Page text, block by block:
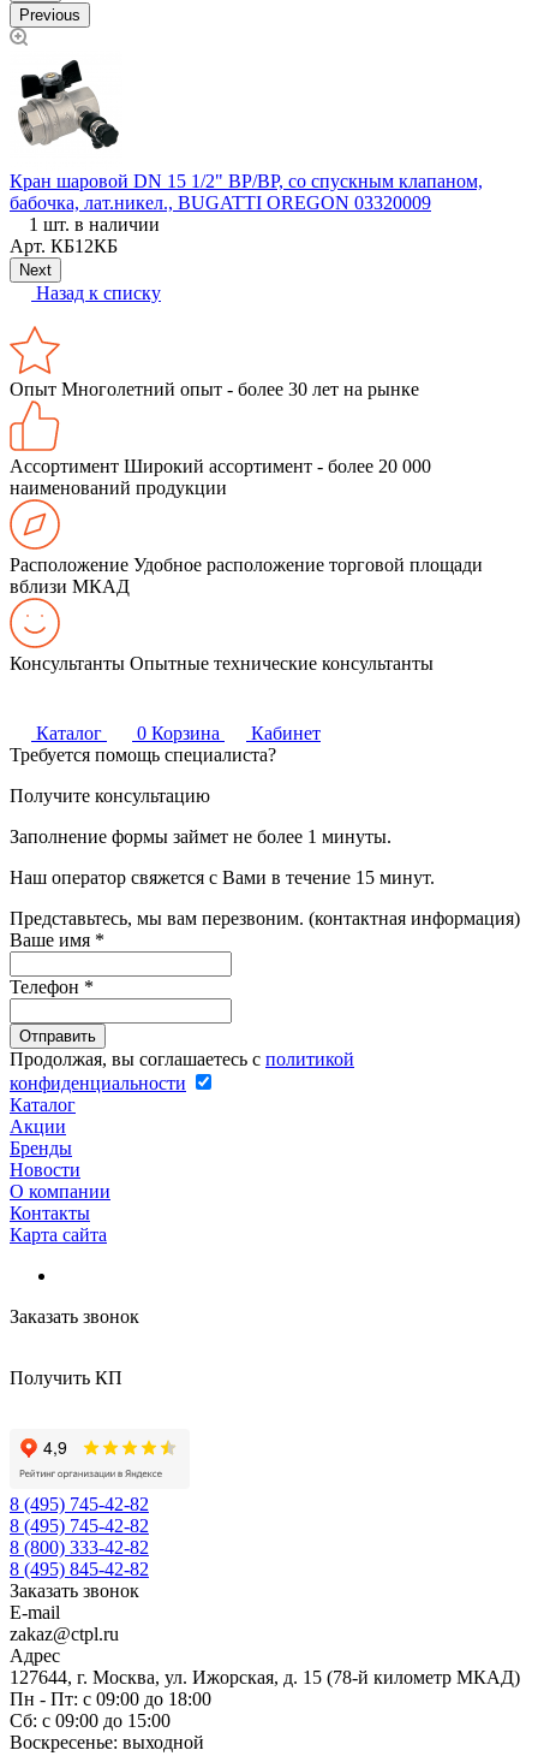
Previous
Кран шаровой DN 15 1/2" ВР/ВР, со спускным клапаном,
бабочка, лат.никел., BUGATTI OREGON 03320009
1 шт. в наличии
Арт. КБ12КБ
Next
Назад к списку
Опыт Многолетний опыт - более 30 лет на рынке
Ассортимент Широкий ассортимент - более 20 000
наименований продукции
Расположение Удобное расположение торговой площади
вблизи МКАД
Консультанты Опытные технические консультанты
Каталог 0 Корзина
Кабинет
Требуется помощь специалиста?
Получите консультацию
Заполнение формы займет не более 1 минуты.
Наш оператор свяжется с Вами в течение 15 минут.
Представьтесь, мы вам перезвоним. (контактная информация)
Ваше имя *
Телефон *
Продолжая, вы соглашаетесь с политикой
конфиденциальности
Каталог
Акции
Бренды
Новости
О компании
Контакты
Карта сайта
Заказать звонок
Получить КП
8 (495) 745-42-82
8 (495) 745-42-82
8 (800) 333-42-82
8 (495) 845-42-82
Заказать звонок
E-mail
zakaz@ctpl.ru
Адрес
127644, г. Москва, ул. Ижорская, д. 15 (78-й километр МКАД)
Пн - Пт: с 09:00 до 18:00
Сб: с 09:00 до 15:00
Воскресенье: выходной